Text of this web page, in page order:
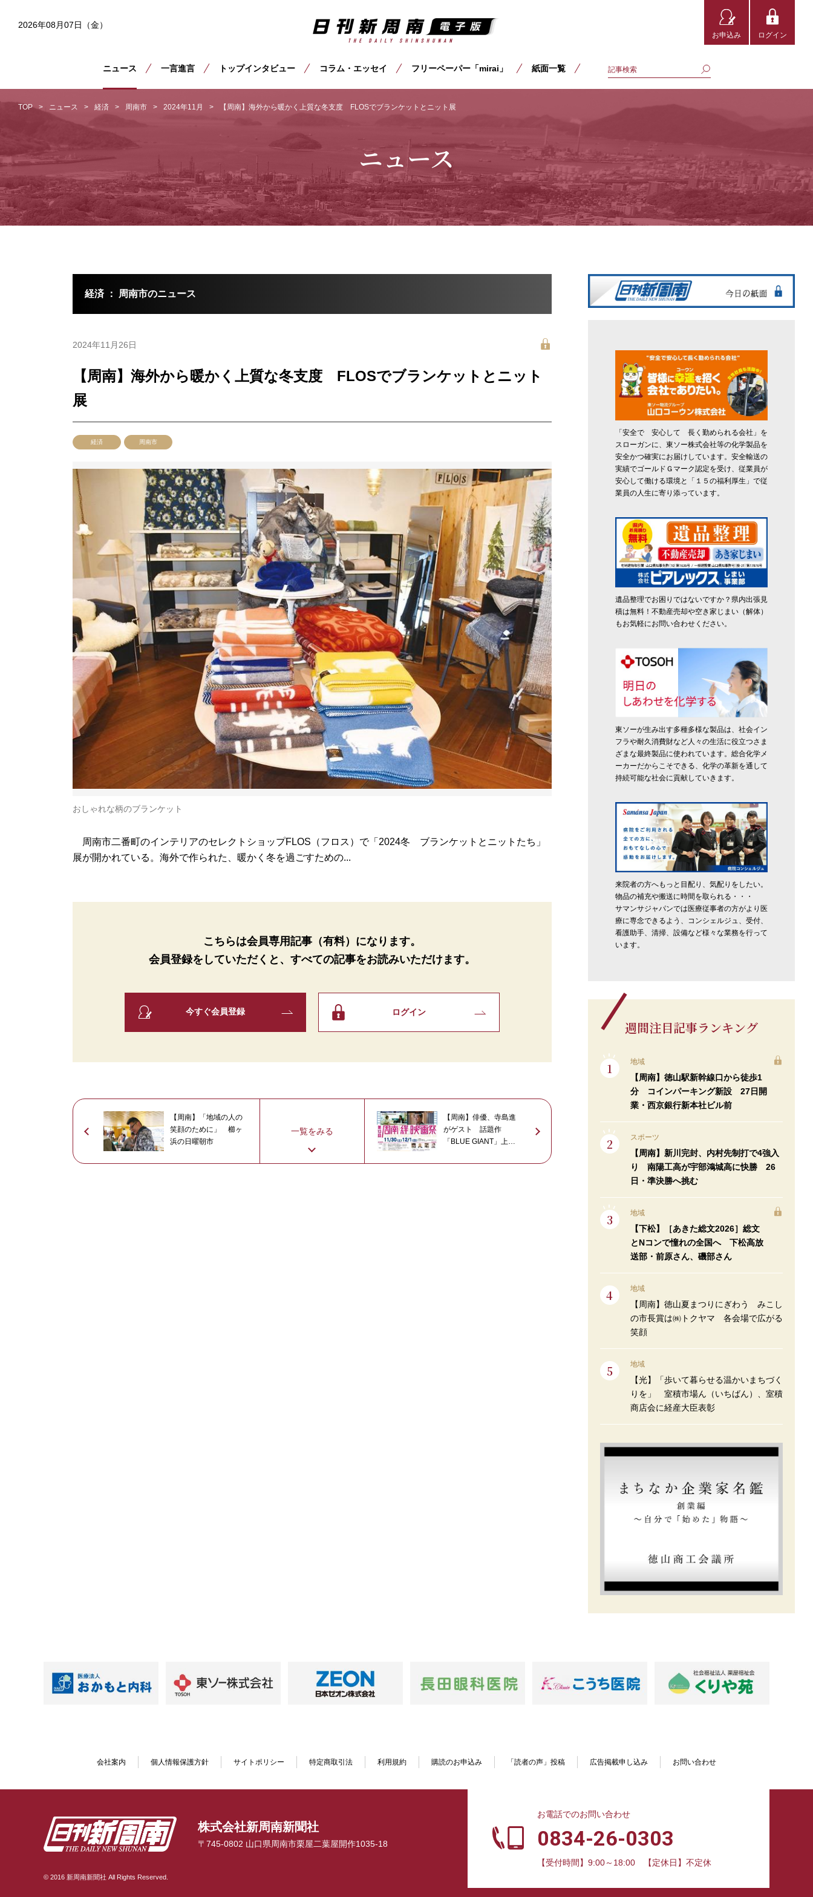
2026年08月07日（金）
お申込み ログイン
ニュース 一言進言 トップインタビュー コラム・エッセイ フリーペーパー「mirai」 紙面一覧
TOP ニュース 経済 周南市 2024年11月 【周南】海外から暖かく上質な冬支度 FLOSでブランケットとニット展
ニュース
経済 ： 周南市のニュース
2024年11月26日
【周南】海外から暖かく上質な冬支度 FLOSでブランケットとニット
展
経済 周南市
おしゃれな柄のブランケット
周南市二番町のインテリアのセレクトショップFLOS（フロス）で「2024冬 ブランケットとニットたち」
展が開かれている。海外で作られた、暖かく冬を過ごすための...
こちらは会員専用記事（有料）になります。
会員登録をしていただくと、 すべての記事をお読みいただけます。
今すぐ会員登録 ログイン
【周南】「地域の人の
笑顔のために」 櫛ヶ
浜の日曜朝市
一覧をみる
【周南】俳優、寺島進
がゲスト 話題作
「BLUE GIANT」上
周南「絆」映画祭
「安全で 安心して 長く勤められる会社」を
スローガンに、東ソー株式会社等の化学製品を
安全かつ確実にお届けしています。安全輸送の
実績でゴールドＧマーク認定を受け、従業員が
安心して働ける環境と「１５の福利厚生」で従
業員の人生に寄り添っています。
遺品整理でお困りではないですか？県内出張見
積は無料！不動産売却や空き家じまい（解体）
もお気軽にお問い合わせください。
東ソーが生み出す多種多様な製品は、社会イン
フラや耐久消費財など人々の生活に役立つさま
ざまな最終製品に使われています。総合化学メ
ーカーだからこそできる、化学の革新を通して
持続可能な社会に貢献していきます。
来院者の方へもっと目配り、気配りをしたい。
物品の補充や搬送に時間を取られる・・・
サマンサジャパンでは医療従事者の方がより医
療に専念できるよう、コンシェルジュ、受付、
看護助手、清掃、設備など様々な業務を行って
います。
週間注目記事ランキング
地域
【周南】徳山駅新幹線口から徒歩1
分 コインパーキング新設 27日開
業・西京銀行新本社ビル前
スポーツ
【周南】新川完封、内村先制打で4強入
り 南陽工高が宇部鴻城高に快勝 26
日・準決勝へ挑む
地域
【下松】［あきた総文2026］総文
とNコンで憧れの全国へ 下松高放
送部・前原さん、磯部さん
地域
【周南】徳山夏まつりにぎわう みこし
の市長賞は㈱トクヤマ 各会場で広がる
笑顔
地域
【光】「歩いて暮らせる温かいまちづく
りを」 室積市場ん（いちばん）、室積
商店会に経産大臣表彰
会社案内 個人情報保護方針 サイトポリシー 特定商取引法 利用規約 購読のお申込み 「読者の声」投稿 広告掲載申し込み お問い合わせ
お電話でのお問い合わせ
0834-26-0303
【受付時間】9:00～18:00 【定休日】不定休
株式会社新周南新聞社
〒745-0802 山口県周南市栗屋二葉屋開作1035-18
© 2016 新周南新聞社 All Rights Reserved.